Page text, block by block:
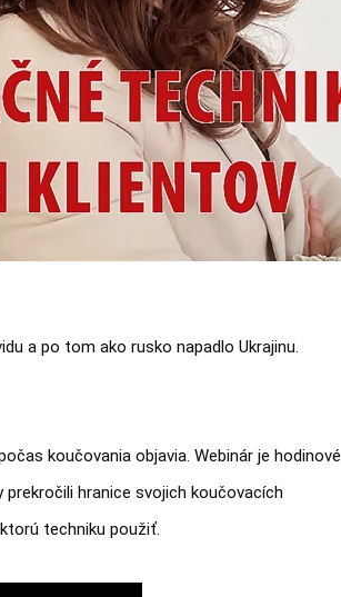
a po tom ako rusko napadlo Ukrajinu.
koučovania objavia. Webinár je hodinové
hranice svojich koučovacích
techniku použiť.